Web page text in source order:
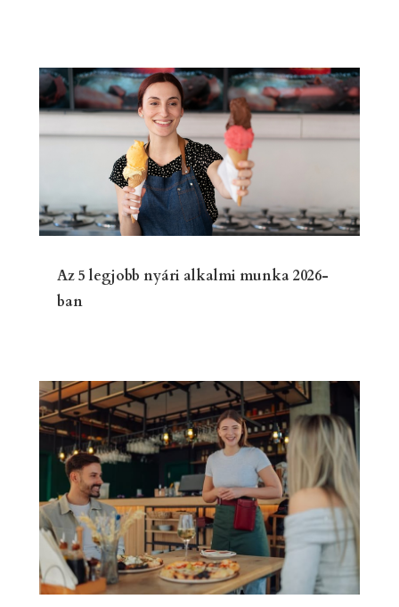
Az 5 legjobb nyári alkalmi munka 2026-
ban